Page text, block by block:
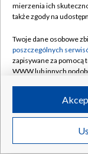
Naziemna
Rada
System NOS
Informacje o
Program dla
Ogłoszenie
©2026
mierzenia ich
także zgody na
Twoje dane osobowe
poszczególnych
zapisywane za pomocą
WWW lub innych
ruchu w Internecie.
Twoje dane osobowe
poszczególnych